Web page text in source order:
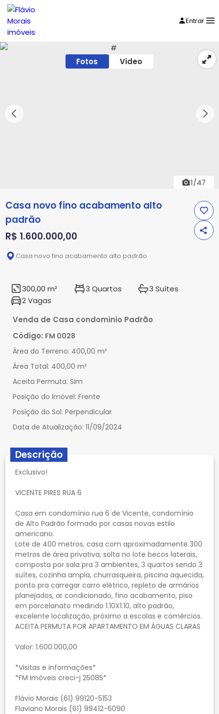
Entrar
1/47
Fotos Video
Casa novo fino acabamento alto
padrão
R$ 1.600.000,00
Casa novo fino acabamento alto padrão
300,00 m² 3 Quartos
3 Suítes
2 Vagas
Venda de Casa condominio Padrão
Código: FM 0028
Área do Terreno: 400,00 m²
Área Total: 400,00 m²
Aceita Permuta: Sim
Posição do Imóvel: Frente
Posição do Sol: Perpendicular
Data de Atualização: 11/09/2024
Descrição
Exclusivo!
VICENTE PIRES RUA 6
Casa em condomínio rua 6 de Vicente, condomínio
de Alto Padrão formado por casas novas estilo
americano.
Lote de 400 metros, casa com aproximadamente 300
metros de área privativa, solta no lote becos laterais,
composta por sala pra 3 ambientes, 3 quartos sendo 3
suítes, cozinha ampla, churrasqueira, piscina aquecida,
ponto pra carregar carro elétrico, repleto de armários
planejados, ar condicionado, fino acabamento, piso
em porcelanato medindo 1.10X1.10, alto padrão,
excelente localização, próximo a escolas e comércios.
ACEITA PERMUTA POR APARTAMENTO EM ÁGUAS CLARAS
Valor: 1.600.000,00
*Visitas e informações*
*FM Imóveis creci-j 25085*
Flávio Morais (61) 99120-5153
Flaviano Morais (61) 99412-6090